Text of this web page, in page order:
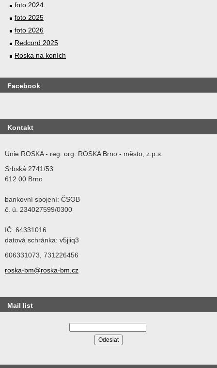
foto 2024
foto 2025
foto 2026
Redcord 2025
Roska na koních
Facebook
Kontakt
Unie ROSKA - reg. org. ROSKA Brno - město, z.p.s.
Srbská 2741/53
612 00 Brno
bankovní spojení: ČSOB
č. ú. 234027599/0300
IČ: 64331016
datová schránka: v5jiiq3
606331073, 731226456
roska-bm@roska-bm.cz
Mail list